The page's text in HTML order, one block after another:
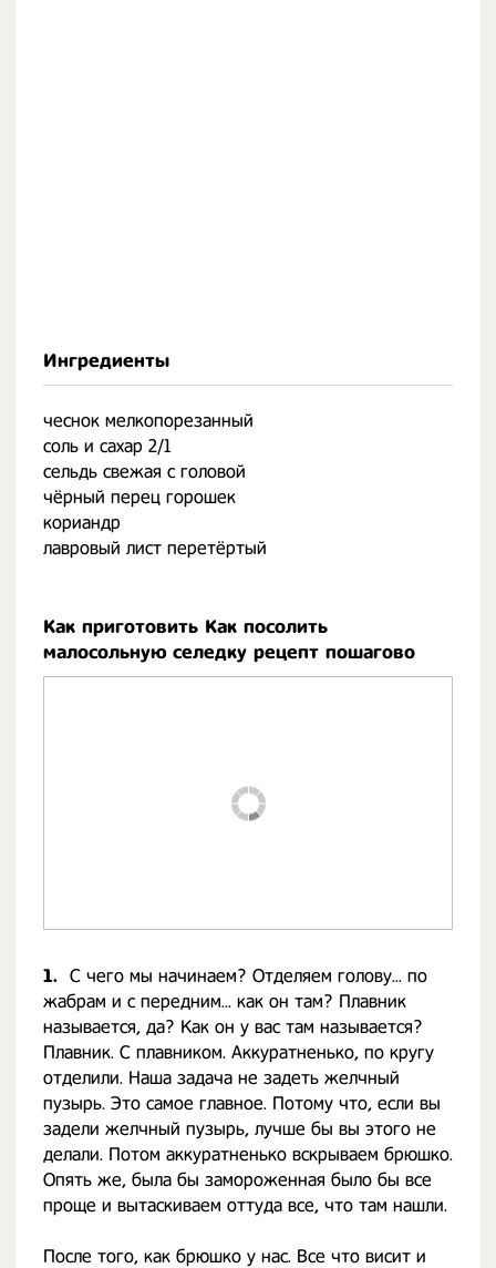
Ингредиенты
чеснок мелкопорезанный
соль и сахар 2/1
сельдь свежая с головой
чёрный перец горошек
кориандр
лавровый лист перетёртый
Как приготовить Как посолить
малосольную селедку рецепт пошагово
1. С чего мы начинаем? Отделяем голову... по
жабрам и с передним... как он там? Плавник
называется, да? Как он у вас там называется?
Плавник. С плавником. Аккуратненько, по кругу
отделили. Наша задача не задеть желчный
пузырь. Это самое главное. Потому что, если вы
задели желчный пузырь, лучше бы вы этого не
делали. Потом аккуратненько вскрываем брюшко.
Опять же, была бы замороженная было бы все
проще и вытаскиваем оттуда все, что там нашли.
После того, как брюшко у нас. Все что висит и